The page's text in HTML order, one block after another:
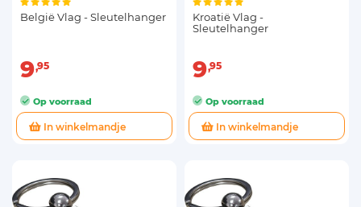
België Vlag - Sleutelhanger
9 95
Op voorraad
In winkelmandje
Kroatië Vlag -
Sleutelhanger
9 95
Op voorraad
In winkelmandje